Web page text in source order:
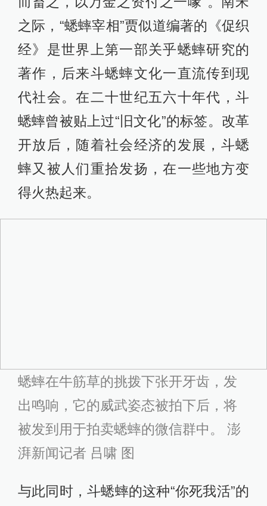
之际，“蟋蟀宰相”贾似道编著的《促织
经》是世界上第一部关乎蟋蟀研究的
著作，后来斗蟋蟀文化一直流传到现
代社会。在二十世纪五六十年代，斗
蟋蟀曾被贴上过“旧文化”的标签。改革
开放后，随着社会经济的发展，斗蟋
蟀又被人们重拾发扬，在一些地方变
得火热起来。
蟋蟀在牛筋草的挑拨下张开牙齿，发
出鸣响，它的威武姿态被拍下后，将
被发到用于拍卖蟋蟀的微信群中。 澎
湃新闻记者 吕啸 图
与此同时，斗蟋蟀的这种“你死我活”的